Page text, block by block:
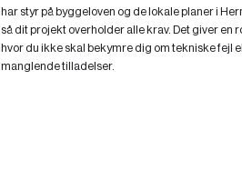
har styr på byggeloven og de lokale planer i
så dit projekt overholder alle krav. Det giver en
hvor du ikke skal bekymre dig om tekniske fejl
manglende tilladelser.